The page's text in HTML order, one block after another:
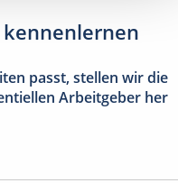
passt, stellen wir die
Arbeitgeber her